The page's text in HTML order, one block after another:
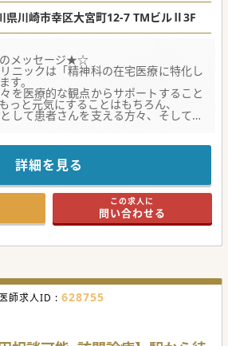
神奈川県川崎市幸区大宮町12-7 TMビルⅡ3F
メッセージ★☆
ニックは「精神科の在宅医療に特化し
す。
を医療的な観点からサポートすること
っと元気にすることはもちろん、
して患者さんを支える方々、そして働
地域全体がもっと元気になるような診
日本一の精神科在宅医療を目指してい
ただける方は是非お問い合わせくださ
らのメッセージ★☆
複数の訪問診療クリニックを持つ法人
療についてのノウハウがございます。
共に2倍以上を目標に掲げられていま
させる構想もお持ちです。
問診療未経験から開始されているた
補助スタッフの同行等、受け入れ体制
詳細を見る
この求人に
問い合わせる
医師求人ID : 628755